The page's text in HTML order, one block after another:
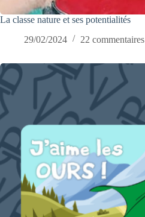
La classe nature et ses potentialités
29/02/2024
22 commentaires